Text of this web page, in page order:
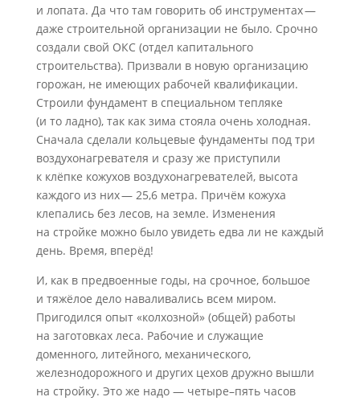
и лопата. Да что там говорить об инструментах —
даже строительной организации не было. Срочно
создали свой ОКС (отдел капитального
строительства). Призвали в новую организацию
горожан, не имеющих рабочей квалификации.
Строили фундамент в специальном тепляке
(и то ладно), так как зима стояла очень холодная.
Сначала сделали кольцевые фундаменты под три
воздухонагревателя и сразу же приступили
к клёпке кожухов воздухонагревателей, высота
каждого из них — 25,6 метра. Причём кожуха
клепались без лесов, на земле. Изменения
на стройке можно было увидеть едва ли не каждый
день. Время, вперёд!
И, как в предвоенные годы, на срочное, большое
и тяжёлое дело наваливались всем миром.
Пригодился опыт «колхозной» (общей) работы
на заготовках леса. Рабочие и служащие
доменного, литейного, механического,
железнодорожного и других цехов дружно вышли
на стройку. Это же надо — четыре–пять часов